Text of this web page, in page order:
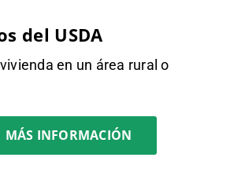
del USDA
en un área rural o
MÁS INFORMACIÓN